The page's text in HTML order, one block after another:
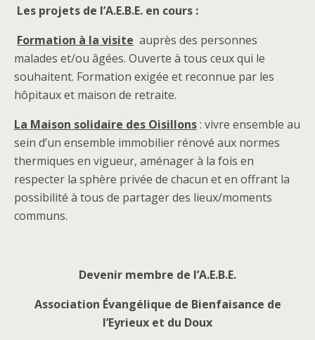
Les projets de l’A.E.B.E. en cours :
Formation à la visite auprès des personnes
malades et/ou âgées. Ouverte à tous ceux qui le
souhaitent. Formation exigée et reconnue par les
hôpitaux et maison de retraite.
La Maison solidaire des Oisillons: vivre ensemble au
sein d’un ensemble immobilier rénové aux normes
thermiques en vigueur, aménager à la fois en
respecter la sphère privée de chacun et en offrant la
possibilité à tous de partager des lieux/moments
communs.
Devenir membre de l’A.E.B.E.
Association Évangélique de Bienfaisance de
l’Eyrieux et du Doux